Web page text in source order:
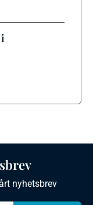
nyhetsbrev